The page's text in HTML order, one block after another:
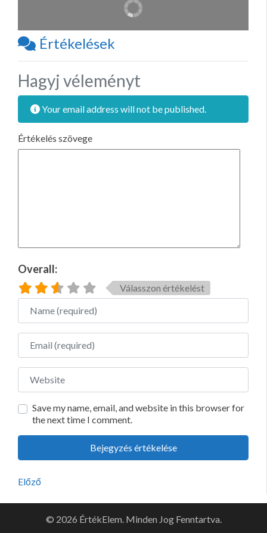
Értékelések
Hagyj véleményt
Your email address will not be published.
Értékelés szövege
Overall:
Válasszon értékelést
Name
Email
Website
Save my name, email, and website in this browser for
the next time I comment.
Előző
© 2026 ÉrtékElem. Minden Jog Fenntartva.